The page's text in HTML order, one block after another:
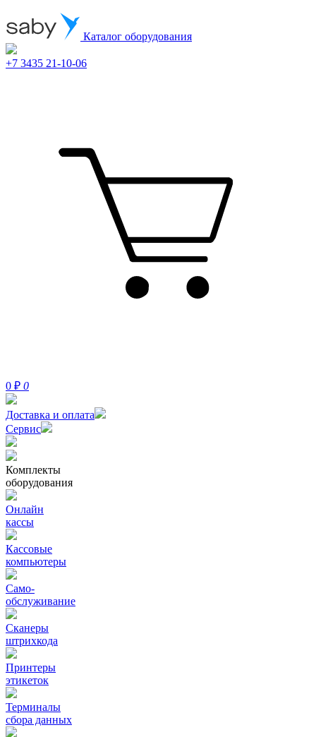
Каталог оборудования
+7 3435 21-10-06
0 ₽ 0
Доставка и оплата
Сервис
Комплекты
оборудования
Онлайн
кассы
Кассовые
компьютеры
Само-
обслуживание
Сканеры
штрихкода
Принтеры
этикеток
Терминалы
сбора данных